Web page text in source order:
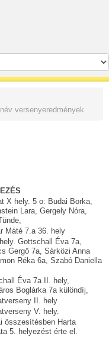
versenyeredmények
X hely. 5 o: Budai Borka,
Lara, Gergely Nóra,
Máté 7.a 36. hely
Gottschall Éva 7a,
Gergő 7a, Sárközi Anna
Réka 6a, Szabó Daniella
Éva 7a II. hely,
Boglárka 7a különdíj,
II. hely
V. hely.
összesítésben Harta
5. helyezést érte el.